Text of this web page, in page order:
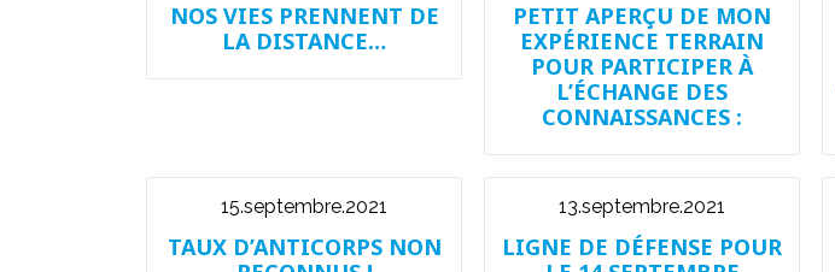
NOS VIES PRENNENT DE
LA DISTANCE…
PETIT APERÇU DE MON
EXPÉRIENCE TERRAIN
POUR PARTICIPER À
L’ÉCHANGE DES
CONNAISSANCES :
15.septembre.2021
TAUX D’ANTICORPS NON
13.septembre.2021
LIGNE DE DÉFENSE POUR